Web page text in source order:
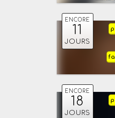
ENCORE
11
JOURS
ENCORE
18
JOURS